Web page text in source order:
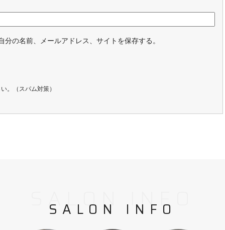
の名前、メールアドレス、サイトを保存する。
。（スパム対策）
SALON INFO
SALON INFO